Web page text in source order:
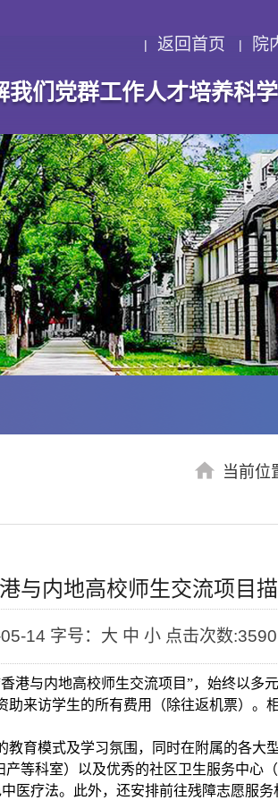
返回首页 院
我们 党群工作人才培养科
当前位
与内地高校师生交流项目
14 字号：大 中 小 点击次数:3590
港与内地高校师生交流项目”，始终以多
来访学生的所有费用（除往返机票）
育模式及学习氛围，同时在附属的各大
等科室）以及优秀的社区卫生服务中心
医疗法。此外，还安排前往残障志愿服